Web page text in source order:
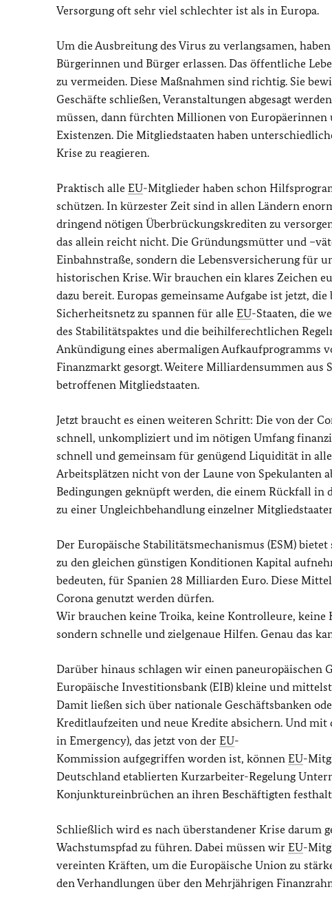
Versorgung oft sehr viel schlechter ist als in Europa.
Um die Ausbreitung des Virus zu verlangsamen,
Bürgerinnen und Bürger erlassen. Das öffentliche
zu vermeiden. Diese Maßnahmen sind richtig. Sie
Geschäfte schließen, Veranstaltungen abgesagt
müssen, dann fürchten Millionen von
Existenzen. Die Mitgliedstaaten haben
Krise zu reagieren.
Praktisch alle EU-Mitglieder haben schon
schützen. In kürzester Zeit sind in allen Ländern
dringend nötigen Überbrückungskrediten zu
das allein reicht nicht. Die Gründungsmütter und
Einbahnstraße, sondern die Lebensversicherung für
historischen Krise. Wir brauchen ein klares Zeichen
dazu bereit. Europas gemeinsame Aufgabe ist jetzt,
Sicherheitsnetz zu spannen für alle EU-Staaten, die
des Stabilitätspaktes und die beihilferechtlichen
Ankündigung eines abermaligen Aufkaufprogramms
Finanzmarkt gesorgt. Weitere Milliardensummen aus
betroffenen Mitgliedstaaten.
Jetzt braucht es einen weiteren Schritt: Die von der
schnell, unkompliziert und im nötigen Umfang
schnell und gemeinsam für genügend Liquidität in
Arbeitsplätzen nicht von der Laune von Spekulanten
Bedingungen geknüpft werden, die einem Rückfall
zu einer Ungleichbehandlung einzelner
Der Europäische Stabilitätsmechanismus (ESM)
zu den gleichen günstigen Konditionen Kapital
bedeuten, für Spanien 28 Milliarden Euro. Diese
Corona genutzt werden dürfen.
Wir brauchen keine Troika, keine Kontrolleure,
sondern schnelle und zielgenaue Hilfen. Genau das
Darüber hinaus schlagen wir einen paneuropäischen
Europäische Investitionsbank (EIB) kleine und
Damit ließen sich über nationale Geschäftsbanken
Kreditlaufzeiten und neue Kredite absichern. Und
in Emergency), das jetzt von der EU-
Kommission aufgegriffen worden ist, können EU-
Deutschland etablierten Kurzarbeiter-Regelung
Konjunktureinbrüchen an ihren Beschäftigten
Schließlich wird es nach überstandener Krise darum
Wachstumspfad zu führen. Dabei müssen wir EU-
vereinten Kräften, um die Europäische Union zu
den Verhandlungen über den Mehrjährigen